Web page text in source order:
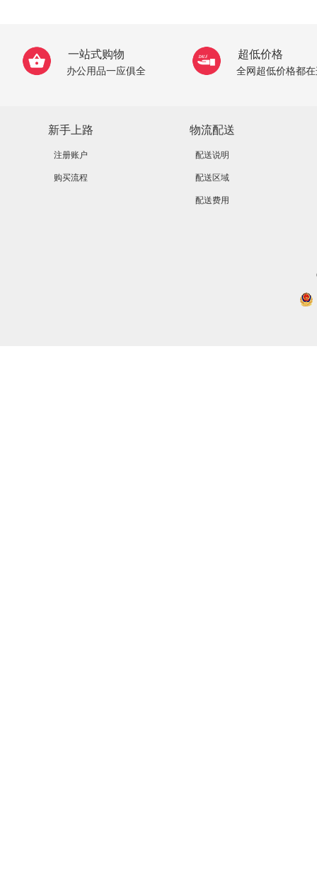
一站式购物
办公用品一应俱全
超低价格
全网超低价格都
新手上路
注册账户
购买流程
物流配送
配送说明
配送区域
配送费用